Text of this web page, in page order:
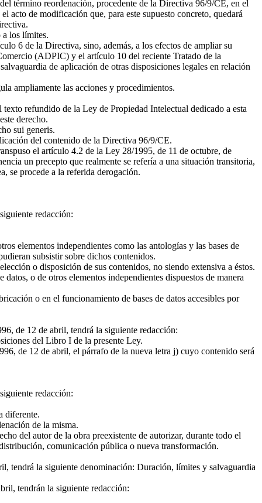
término reordenación, procedente de la Directiva 96/9/CE, en el
acto de modificación que, para este supuesto concreto, quedará
los límites.
6 de la Directiva, sino, además, a los efectos de ampliar su
(ADPIC) y el artículo 10 del reciente Tratado de la
de aplicación de otras disposiciones legales en relación
ampliamente las acciones y procedimientos.
refundido de la Ley de Propiedad Intelectual dedicado a esta
derecho.
sui generis.
del contenido de la Directiva 96/9/CE.
el artículo 4.2 de la Ley 28/1995, de 11 de octubre, de
un precepto que realmente se refería a una situación transitoria,
se procede a la referida derogación.
redacción:
elementos independientes como las antologías y las bases de
subsistir sobre dichos contenidos.
o disposición de sus contenidos, no siendo extensiva a éstos.
o de otros elementos independientes dispuestos de manera
o en el funcionamiento de bases de datos accesibles por
de 12 de abril, tendrá la siguiente redacción:
del Libro I de la presente Ley.
de 12 de abril, el párrafo de la nueva letra j) cuyo contenido será
redacción:
diferente.
de la misma.
del autor de la obra preexistente de autorizar, durante todo el
comunicación pública o nueva transformación.
tendrá la siguiente denominación: Duración, límites y salvaguardia
tendrán la siguiente redacción: